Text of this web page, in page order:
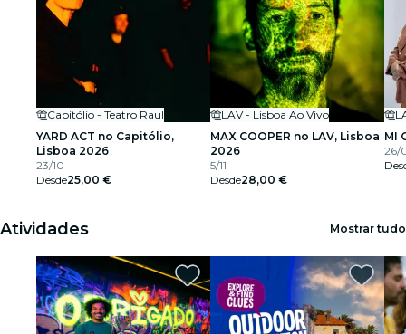
Capitólio - Teatro Raul
YARD ACT no Capitólio,
Lisboa 2026
23/10
Desde25,00 €
LAV - Lisboa Ao Vivo
MAX COOPER no LAV, Lisboa
2026
5/11
Desde28,00 €
MI
26/
Atividades Mostrar tudo